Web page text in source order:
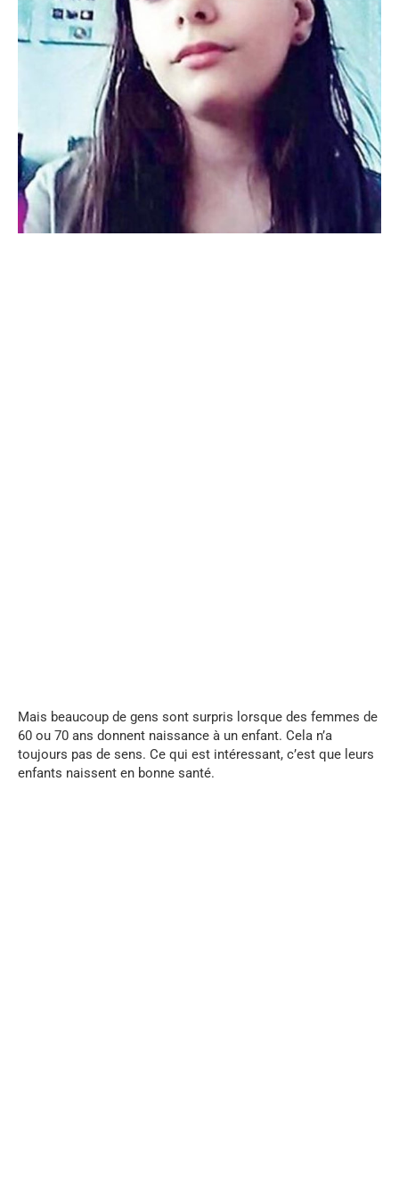
Mais beaucoup de gens sont surpris lorsque des femmes de
60 ou 70 ans donnent naissance à un enfant. Cela n’a
toujours pas de sens. Ce qui est intéressant, c’est que leurs
enfants naissent en bonne santé.